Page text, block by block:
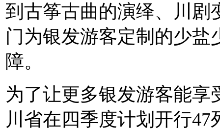
到古筝古曲的演绎、川剧
门为银发游客定制的少
障。
为了让更多银发游客能
川省在四季度计划开行